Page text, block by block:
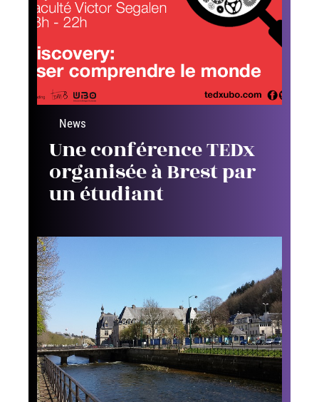
News
Une conférence TEDx
organisée à Brest par
un étudiant